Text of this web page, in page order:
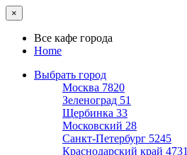
×
Все кафе города
Home
Выбрать город
Москва 7820
Зеленоград 51
Щербинка 33
Московский 28
Санкт-Петербург 5245
Краснодарский край 4731